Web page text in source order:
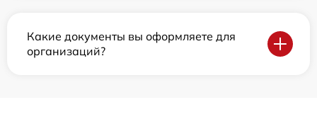
Какие документы вы оформляете для
организаций?